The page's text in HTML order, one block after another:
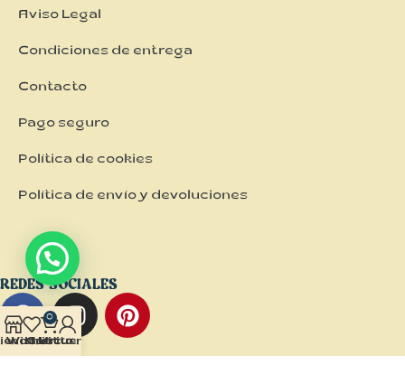
Aviso Legal
Condiciones de entrega
Contacto
Pago seguro
Política de cookies
Política de envío y devoluciones
REDES SOCIALES
Wishlist
0
Carrito
Mi cuenta